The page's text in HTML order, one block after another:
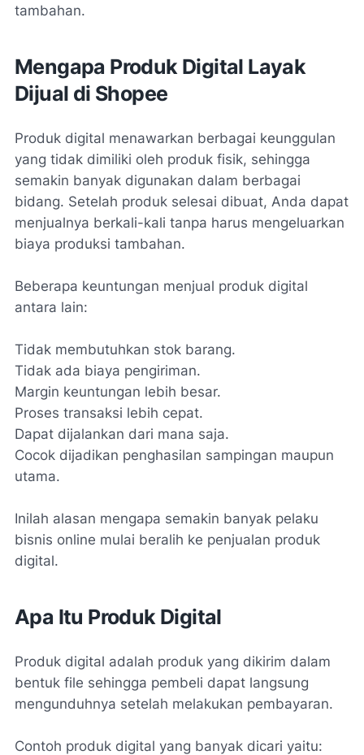
tambahan.
Mengapa Produk Digital Layak
Dijual di Shopee
Produk digital menawarkan berbagai keunggulan
yang tidak dimiliki oleh produk fisik, sehingga
semakin banyak digunakan dalam berbagai
bidang. Setelah produk selesai dibuat, Anda dapat
menjualnya berkali-kali tanpa harus mengeluarkan
biaya produksi tambahan.
Beberapa keuntungan menjual produk digital
antara lain:
Tidak membutuhkan stok barang.
Tidak ada biaya pengiriman.
Margin keuntungan lebih besar.
Proses transaksi lebih cepat.
Dapat dijalankan dari mana saja.
Cocok dijadikan penghasilan sampingan maupun
utama.
Inilah alasan mengapa semakin banyak pelaku
bisnis online mulai beralih ke penjualan produk
digital.
Apa Itu Produk Digital
Produk digital adalah produk yang dikirim dalam
bentuk file sehingga pembeli dapat langsung
mengunduhnya setelah melakukan pembayaran.
Contoh produk digital yang banyak dicari yaitu: